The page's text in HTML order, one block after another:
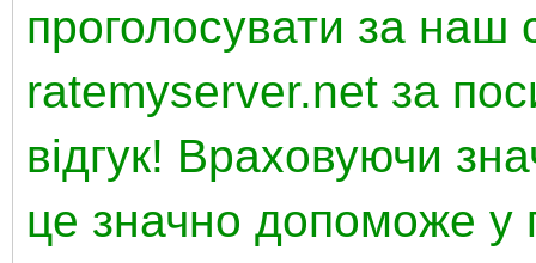
проголосувати за наш
ratemyserver.net за
відгук! Враховуючи
це значно допоможе у